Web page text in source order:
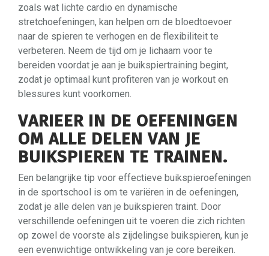
zoals wat lichte cardio en dynamische
stretchoefeningen, kan helpen om de bloedtoevoer
naar de spieren te verhogen en de flexibiliteit te
verbeteren. Neem de tijd om je lichaam voor te
bereiden voordat je aan je buikspiertraining begint,
zodat je optimaal kunt profiteren van je workout en
blessures kunt voorkomen.
VARIEER IN DE OEFENINGEN
OM ALLE DELEN VAN JE
BUIKSPIEREN TE TRAINEN.
Een belangrijke tip voor effectieve buikspieroefeningen
in de sportschool is om te variëren in de oefeningen,
zodat je alle delen van je buikspieren traint. Door
verschillende oefeningen uit te voeren die zich richten
op zowel de voorste als zijdelingse buikspieren, kun je
een evenwichtige ontwikkeling van je core bereiken.